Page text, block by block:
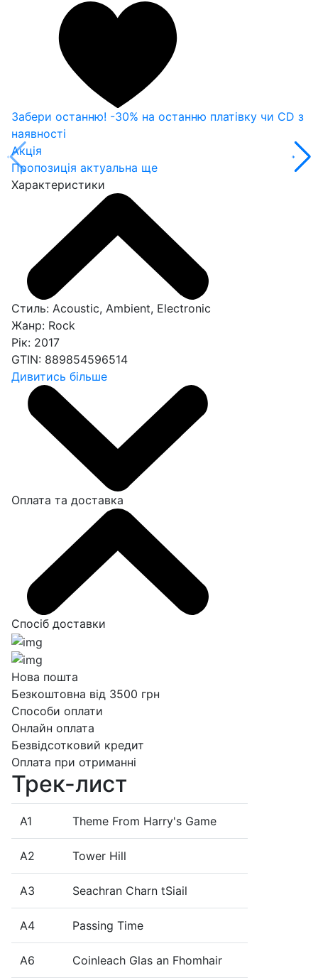
Забери останню! -30% на останню платівку чи CD з
наявності
Акція
Пропозиція актуальна ще
Характеристики
Стиль: Acoustic, Ambient, Electronic
Жанр: Rock
Рік: 2017
GTIN: 889854596514
Дивитись більше
Оплата та доставка
Спосіб доставки
Нова пошта
Безкоштовна від 3500 грн
Способи оплати
Онлайн оплата
Безвідсотковий кредит
Оплата при отриманні
Трек-лист
A1 Theme From Harry's Game
A2 Tower Hill
A3 Seachran Charn tSiail
A4 Passing Time
A6 Coinleach Glas an Fhomhair